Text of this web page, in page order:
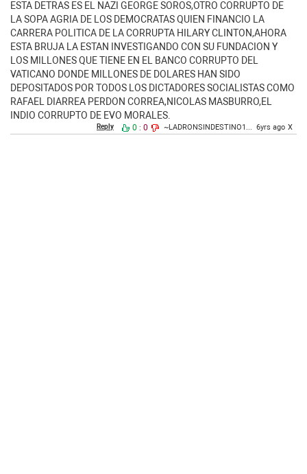
ESTA DETRAS ES EL NAZI GEORGE SOROS,OTRO CORRUPTO DE
LA SOPA AGRIA DE LOS DEMOCRATAS QUIEN FINANCIO LA
CARRERA POLITICA DE LA CORRUPTA HILARY CLINTON,AHORA
ESTA BRUJA LA ESTAN INVESTIGANDO CON SU FUNDACION Y
LOS MILLONES QUE TIENE EN EL BANCO CORRUPTO DEL
VATICANO DONDE MILLONES DE DOLARES HAN SIDO
DEPOSITADOS POR TODOS LOS DICTADORES SOCIALISTAS COMO
RAFAEL DIARREA PERDON CORREA,NICOLAS MASBURRO,EL
INDIO CORRUPTO DE EVO MORALES.
Reply 0 : 0 ~LADRONSINDESTINO1... 6yrs ago X